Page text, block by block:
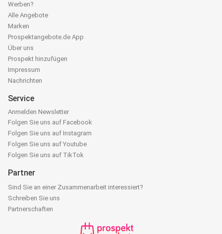
Werben?
Alle Angebote
Marken
Prospektangebote.de App
Über uns
Prospekt hinzufügen
Impressum
Nachrichten
Service
Anmelden Newsletter
Folgen Sie uns auf Facebook
Folgen Sie uns auf Instagram
Folgen Sie uns auf Youtube
Folgen Sie uns auf TikTok
Partner
Sind Sie an einer Zusammenarbeit interessiert?
Schreiben Sie uns
Partnerschaften